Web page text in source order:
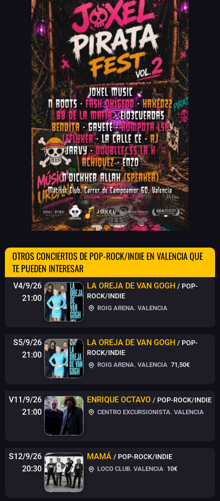
OTROS CONCIERTOS DE POP-ROCK/INDIE EN VALENCIA QUE
TE PUEDEN INTERESAR
V4/9/26
21:00
LA OREJA DE VAN GOGH / POP-
ROCK/INDIE
ROIG ARENA. VALENCIA
S5/9/26
21:00
LA OREJA DE VAN GOGH / POP-
ROCK/INDIE
ROIG ARENA. VALENCIA 71,50€
V11/9/26
21:00
ENRIQUE OCTAVO / POP-ROCK/INDIE
CENTRO EXCURSIONISTA. VALENCIA
S12/9/26
20:30
MAMÁ / POP-ROCK/INDIE
LOCO CLUB. VALENCIA 10€